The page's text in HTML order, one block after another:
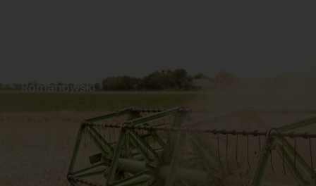
Romanowski
Sklep internetowy
Praca
Ubezpieczenia